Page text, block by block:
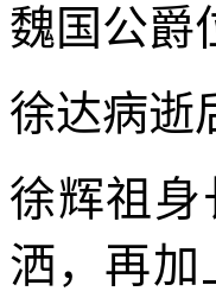
魏国公爵
徐达病逝
徐辉祖身
洒，再加